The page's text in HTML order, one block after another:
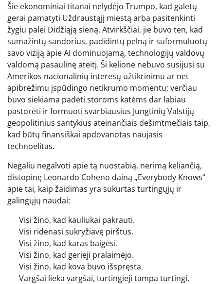
Šie ekonominiai titanai nelydėjo Trumpo, kad galėtų
gerai pamatyti Uždraustąjį miestą arba pasitenkinti
žygiu palei Didžiąją sieną. Atvirkščiai, jie buvo ten, kad
sumažintų sandorius, padidintų pelną ir suformuluotų
savo viziją apie AI dominuojamą, technologijų valdovų
valdomą pasaulinę ateitį. Ši kelionė nebuvo susijusi su
Amerikos nacionalinių interesų užtikrinimu ar net
apibrėžimu įspūdingo netikrumo momentu; verčiau
buvo siekiama padėti storoms katėms dar labiau
pastorėti ir formuoti svarbiausius Jungtinių Valstijų
geopolitinius santykius ateinančiais dešimtmečiais taip,
kad būtų finansiškai apdovanotas naujasis
technoelitas.
Negaliu negalvoti apie tą nuostabią, nerimą keliančią,
distopinę Leonardo Coheno dainą „Everybody Knows“
apie tai, kaip žaidimas yra sukurtas turtingųjų ir
galingųjų naudai:
Visi žino, kad kauliukai pakrauti.
Visi ridenasi sukryžiavę pirštus.
Visi žino, kad karas baigėsi.
Visi žino, kad gerieji pralaimėjo.
Visi žino, kad kova buvo išspręsta.
Vargšai lieka vargšai, turtingieji tampa turtingi.